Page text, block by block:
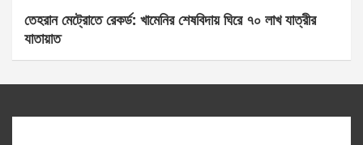
তেহরান মেট্রোতে রেকর্ড: খামেনির শেষবিদায় ঘিরে ৭০ লাখ যাত্রীর
যাতায়াত